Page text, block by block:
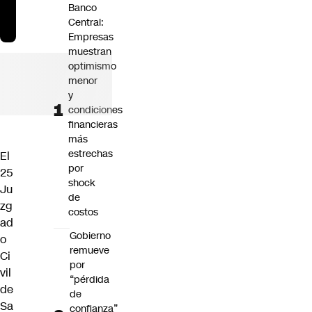
El
25
Ju
zg
ad
o
Ci
vil
de
Sa
Banco
Central:
Empresas
muestran
optimismo
menor
y
condiciones
financieras
más
estrechas
por
shock
de
costos
Gobierno
remueve
por
“pérdida
de
confianza”